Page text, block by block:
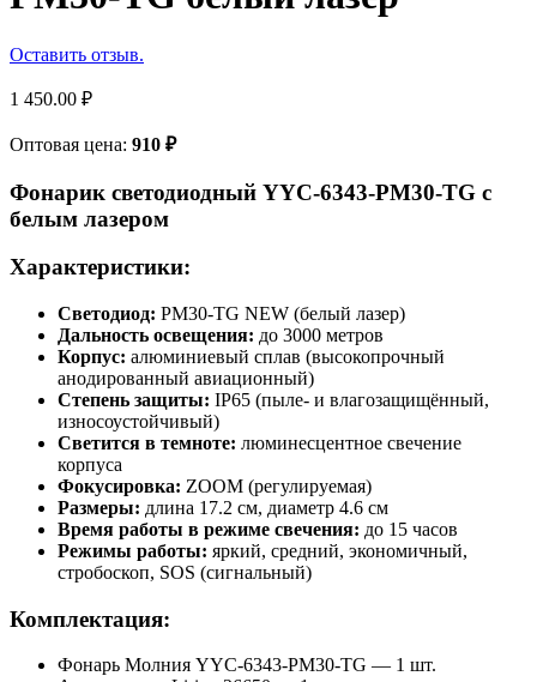
Оставить отзыв.
1 450.00 ₽
Оптовая цена: 910 ₽
Фонарик светодиодный YYC-6343-PM30-TG с
белым лазером
Характеристики:
Светодиод: PM30-TG NEW (белый лазер)
Дальность освещения: до 3000 метров
Корпус: алюминиевый сплав (высокопрочный
анодированный авиационный)
Степень защиты: IP65 (пыле- и влагозащищённый,
износоустойчивый)
Светится в темноте: люминесцентное свечение
корпуса
Фокусировка: ZOOM (регулируемая)
Размеры: длина 17.2 см, диаметр 4.6 см
Время работы в режиме свечения: до 15 часов
Режимы работы: яркий, средний, экономичный,
стробоскоп, SOS (сигнальный)
Комплектация:
Фонарь Молния YYC-6343-PM30-TG — 1 шт.